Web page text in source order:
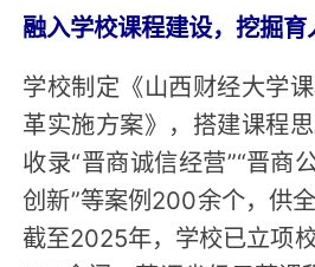
融入学校课程建设，挖掘育
学校制定《山西财经大学
革实施方案》，搭建课程
收录“晋商诚信经营”“晋商
创新”等案例200余个，供
截至2025年，学校已立项